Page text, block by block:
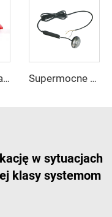
Diody LED dla policyjnych pojazdów ratunkowych Supermocne żarówki LED okrągłe do deski rozdzielczej, światło reflektorowe
w sytuacjach
klasy systemom